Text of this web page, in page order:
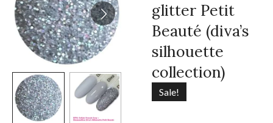
glitter Petit
Beauté (diva’s
silhouette
collection)
Sale!